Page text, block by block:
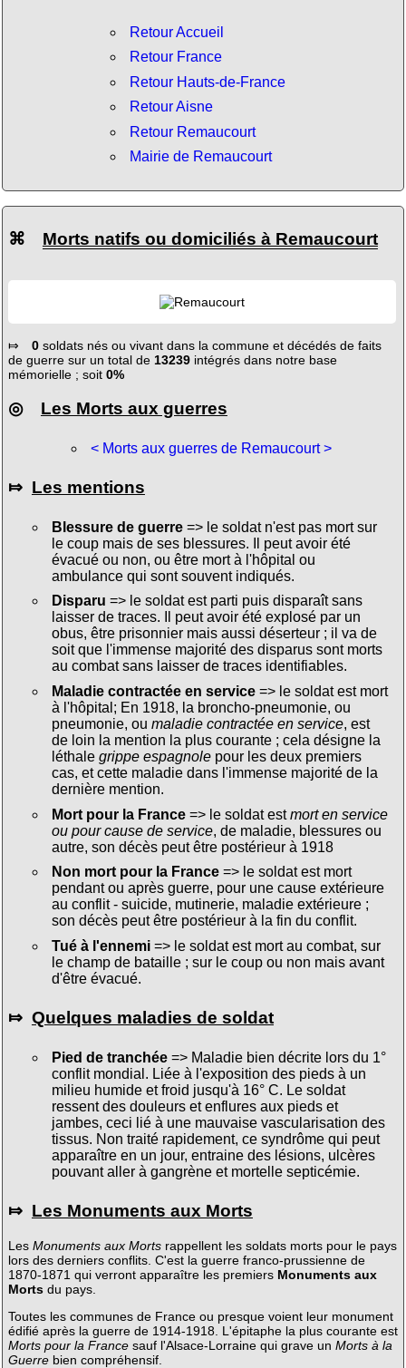
Retour Accueil
Retour France
Retour Hauts-de-France
Retour Aisne
Retour Remaucourt
Mairie de Remaucourt
⌘ Morts natifs ou domiciliés à Remaucourt
⤇ 0soldats nés ou vivant dans la commune et décédés de faits
de guerre sur un total de 13239intégrés dans notre base
mémorielle ; soit 0%
◎ Les Morts aux guerres
< Morts aux guerres de Remaucourt >
⤇ Les mentions
Blessure de guerre=> le soldat n'est pas mort sur
le coup mais de ses blessures. Il peut avoir été
évacué ou non, ou être mort à l'hôpital ou
ambulance qui sont souvent indiqués.
Disparu => le soldat est parti puis disparaît sans
laisser de traces. Il peut avoir été explosé par un
obus, être prisonnier mais aussi déserteur ; il va de
soit que l'immense majorité des disparus sont morts
au combat sans laisser de traces identifiables.
Maladie contractée en service=> le soldat est mort
à l'hôpital; En 1918, la broncho-pneumonie, ou
pneumonie, ou maladie contractée en service, est
de loin la mention la plus courante ; cela désigne la
léthale grippe espagnolepour les deux premiers
cas, et cette maladie dans l'immense majorité de la
dernière mention.
Mort pour la France=> le soldat estmort en service
ou pour cause de service, de maladie, blessures ou
autre, son décès peut être postérieur à 1918
Non mort pour la France=> le soldat est mort
pendant ou après guerre, pour une cause extérieure
au conflit - suicide, mutinerie, maladie extérieure ;
son décès peut être postérieur à la fin du conflit.
Tué à l'ennemi=> le soldat est mort au combat, sur
le champ de bataille ; sur le coup ou non mais avant
d'être évacué.
⤇ Quelques maladies de soldat
Pied de tranchée=> Maladie bien décrite lors du 1°
conflit mondial. Liée à l'exposition des pieds à un
milieu humide et froid jusqu'à 16° C. Le soldat
ressent des douleurs et enflures aux pieds et
jambes, ceci lié à une mauvaise vascularisation des
tissus. Non traité rapidement, ce syndrôme qui peut
apparaître en un jour, entraine des lésions, ulcères
pouvant aller à gangrène et mortelle septicémie.
⤇ Les Monuments aux Morts
Les Monuments aux Mortsrappellent les soldats morts pour le pays
lors des derniers conflits. C'est la guerre franco-prussienne de
1870-1871 qui verront apparaître les premiers Monuments aux
Mortsdu pays.
Toutes les communes de France ou presque voient leur monument
édifié après la guerre de 1914-1918. L'épitaphe la plus courante est
Morts pour la Francesauf l'Alsace-Lorraine qui grave un Morts à la
Guerrebien compréhensif.